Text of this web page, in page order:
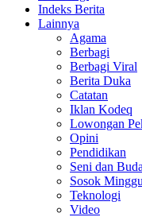
Indeks Berita
Lainnya
Agama
Berbagi
Berbagi Viral
Berita Duka
Catatan
Iklan Kodeq
Lowongan
Opini
Pendidikan
Seni dan
Sosok
Teknologi
Video